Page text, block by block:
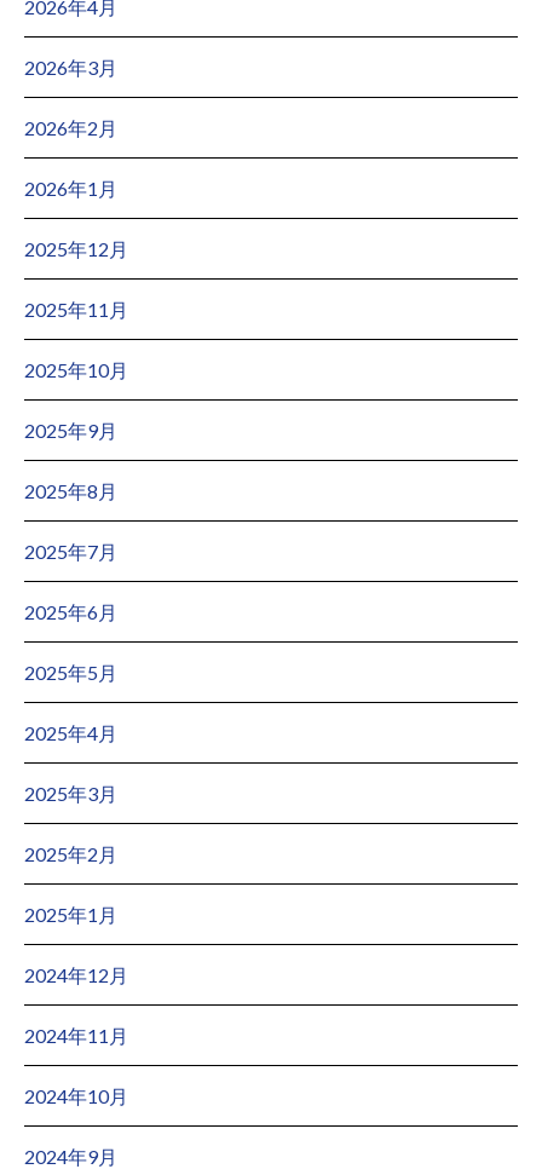
2026年4月
2026年3月
2026年2月
2026年1月
2025年12月
2025年11月
2025年10月
2025年9月
2025年8月
2025年7月
2025年6月
2025年5月
2025年4月
2025年3月
2025年2月
2025年1月
2024年12月
2024年11月
2024年10月
2024年9月